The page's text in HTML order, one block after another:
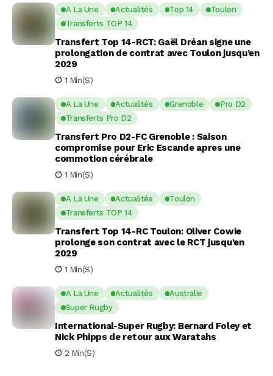
A La Une Actualités Top 14
Toulon
Transferts TOP 14
Transfert Top 14-RCT: Gaël Dréan signe une
prolongation de contrat avec Toulon jusqu’en
2029
1 Min(s)
A La Une Actualités Grenoble
Pro D2
Transferts Pro D2
Transfert Pro D2-FC Grenoble : Saison
compromise pour Eric Escande apres une
commotion cérébrale
1 Min(s)
A La Une Actualités
Toulon
Transferts TOP 14
Transfert Top 14-RC Toulon: Oliver Cowie
prolonge son contrat avec le RCT jusqu’en
2029
1 Min(s)
A La Une Actualités
Australie
Super Rugby
International-Super Rugby: Bernard Foley et
Nick Phipps de retour aux Waratahs
2 Min(s)